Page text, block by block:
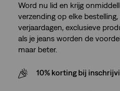
Word nu lid en krijg
verzending op elke
verjaardagen, exclusieve
als je jeans worden de
maar beter.
10% korting bij